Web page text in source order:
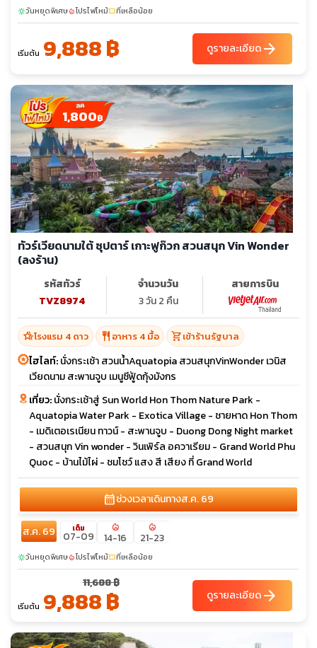
sunnyวันหยุดพิเศษlocal_fire_departmentโปรไฟไหม้confirmation_numberที่เหลือน้อย
เริ่มต้น 9,888 ฿ ดูรายละเอียดarrow_forward
1,800฿
ทัวร์เวียดนามใต้ ซุปตาร์ เกาะฟูก๊วก สวนสนุก Vin Wonder
(ลงร้าน)
รหัสทัวร์
TVZ8974
จำนวนวัน
3 วัน 2 คืน
สายการบิน
hotel_classโรงแรม 4 ดาว restaurant อาหาร 4 มื้อ shopping_cartเข้าร้านรัฐบาล
ไฮไลท์:นั่งกระเช้า สวนน้ำAquatopia สวนสนุกVinWonder เวนิส
เวียดนาม สะพานจูบ เมนูซีฟู้ดกุ้งมังกร
เที่ยว:นั่งกระเช้าสู่ Sun World Hon Thom Nature Park -
Aquatopia Water Park - Exotica Village - ชายหาด Hon Thom
- เมดิเตอเรเนียน ทาวน์ - สะพานจูบ - Duong Dong Night market
- สวนสนุก Vin wonder - วินเพิร์ล อควาเรียม - Grand World Phu
Quoc - บ้านไม้ไผ่ - ชมโชว์ แสง สี เสียง ที่ Grand World
calendar_monthช่วงเวลาเดินทางส.ค. 69
ส.ค. 69 เต็ม
07-09
local_fire_department
14-16
local_fire_department
21-23
sunnyวันหยุดพิเศษlocal_fire_departmentโปรไฟไหม้confirmation_numberที่เหลือน้อย
เริ่มต้น
11,688 ฿
9,888 ฿ ดูรายละเอียดarrow_forward